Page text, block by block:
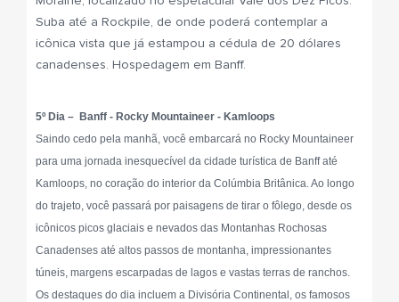
Suba até a Rockpile, de onde poderá contemplar a
icônica vista que já estampou a cédula de 20 dólares
canadenses. Hospedagem em Banff.
5º Dia – Banff - Rocky Mountaineer - Kamloops
Saindo cedo pela manhã, você embarcará no Rocky Mountaineer
para uma jornada inesquecível da cidade turística de Banff até
Kamloops, no coração do interior da Colúmbia Britânica. Ao longo
do trajeto, você passará por paisagens de tirar o fôlego, desde os
icônicos picos glaciais e nevados das Montanhas Rochosas
Canadenses até altos passos de montanha, impressionantes
túneis, margens escarpadas de lagos e vastas terras de ranchos.
Os destaques do dia incluem a Divisória Continental, os famosos